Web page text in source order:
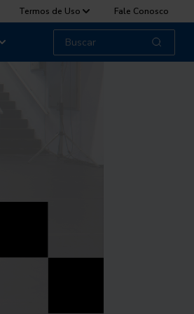
Termos de Uso Fale Conosco